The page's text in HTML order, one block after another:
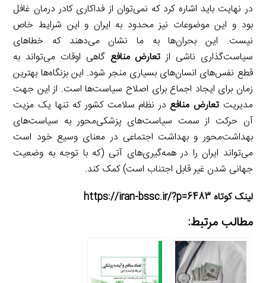
در نهایت باید اشاره کرد که نمی‌توان از فداکاری کادر درمان غافل
بود و این موضوعات نیز محدود به ایران و این شرایط خاص
نیست. این بحران‌ها به ما نشان می‌دهند که خطاهای
سیاست‌گذاری ناشی از تعارض منافع گاهی اوقات می‌تواند به
قطع نفس‌های انسان‌های بسیاری منجر شود. این بزنگاه‌ها بهترین
زمان برای ایجاد اجماع برای اصلاح سیاست‌ها است. از این جهت
مدیریتتعارض منافعدر نظام سلامت کشور که تنها یک مزیت
آن حرکت از سمت سیاست‌های پزشکی‌محور به سیاست‌های
بهداشت‌محور و بهداشت اجتماعی در معنای وسیع خود است
می‌تواند ایران را در همه‌گیری‌های آتی (که با توجه به وضعیت
جهانی شدن غیر قابل اجتناب است) کمک کند.
لینک کوتاه https://iran-bssc.ir/?p=6483
مطالب مرتبط: